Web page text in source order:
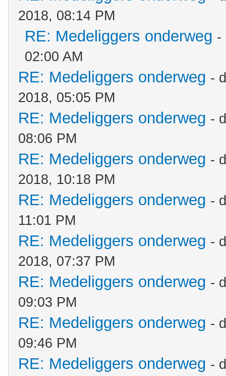
2018, 08:14 PM
RE: Medeliggers onderweg -
02:00 AM
RE: Medeliggers onderweg -
2018, 05:05 PM
RE: Medeliggers onderweg -
08:06 PM
RE: Medeliggers onderweg -
2018, 10:18 PM
RE: Medeliggers onderweg -
11:01 PM
RE: Medeliggers onderweg -
2018, 07:37 PM
RE: Medeliggers onderweg -
09:03 PM
RE: Medeliggers onderweg -
09:46 PM
RE: Medeliggers onderweg -